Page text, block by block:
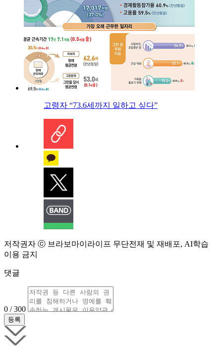
고령자 “73.6세까지 일하고 싶다”
저작권자 ⓒ 브라보마이라이프 무단전재 및 재배포, AI학습
이용 금지
댓글
0 / 300